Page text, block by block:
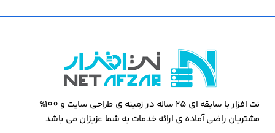
نت افزار با سابقه ای 25 ساله در زمینه ی طراحی سایت و 100%
مشتریان راضی آماده ی ارائه خدمات به شما عزیزان می باشد